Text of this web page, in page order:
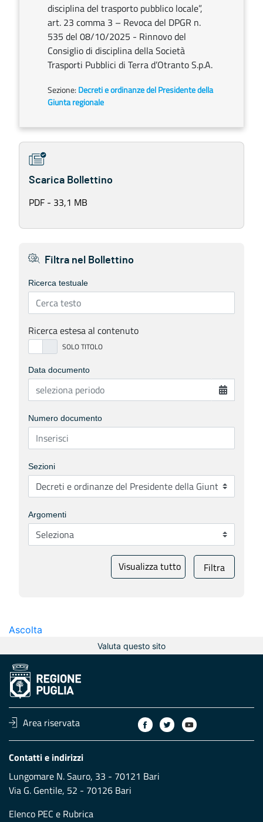
disciplina del trasporto pubblico locale”,
art. 23 comma 3 – Revoca del DPGR n.
535 del 08/10/2025 - Rinnovo del
Consiglio di disciplina della Società
Trasporti Pubblici di Terra d’Otranto S.p.A.
Sezione: Decreti e ordinanze del Presidente della
Giunta regionale
Scarica Bollettino
PDF - 33,1 MB
Filtra nel Bollettino
Ricerca testuale
Ricerca estesa al contenuto
Data documento
Numero documento
Sezioni
Argomenti
Visualizza tutto Filtra
Ascolta
Valuta questo sito
Area riservata
Contatti e indirizzi
Lungomare N. Sauro, 33 - 70121 Bari
Via G. Gentile, 52 - 70126 Bari
Elenco PEC e Rubrica